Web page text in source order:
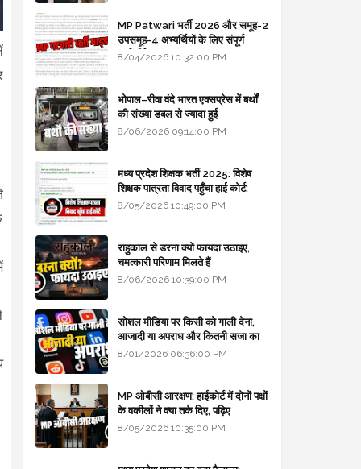
MP Patwari भर्ती 2026 और समूह-2
उपसमूह-4 अभ्यर्थियों के लिए संपूर्ण
मार्गदर्शिका
8/04/2026 10:32:00 PM
भोपाल–रीवा वंदे भारत एक्सप्रेस में बर्थों
की संख्या डबल से ज्यादा हुई
8/06/2026 09:14:00 PM
मध्य प्रदेश शिक्षक भर्ती 2025: विशेष
शिक्षक पात्रता विवाद पहुँचा हाई कोर्ट;
सरकार से माँगा जवाब
8/05/2026 10:49:00 PM
राहुकाल से डरना क्यों फायदा उठाइए,
चमत्कारी परिणाम मिलते हैं
8/06/2026 10:39:00 PM
सोशल मीडिया पर किसी को गाली देना,
आजादी या अपराध और कितनी सजा का
प्रावधान - free legal advice
8/01/2026 06:36:00 PM
MP ओबीसी आरक्षण: हाईकोर्ट में दोनों पक्षों
के वकीलों ने क्या तर्क दिए, पढ़िए
8/05/2026 10:35:00 PM